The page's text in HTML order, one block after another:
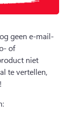
geen e-mail-
of
niet
te vertellen,